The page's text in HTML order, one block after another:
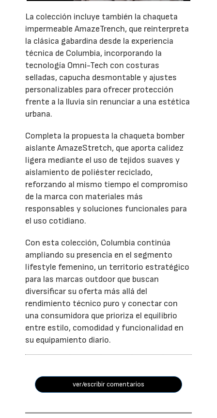
La colección incluye también la chaqueta
impermeable AmazeTrench, que reinterpreta
la clásica gabardina desde la experiencia
técnica de Columbia, incorporando la
tecnología Omni-Tech con costuras
selladas, capucha desmontable y ajustes
personalizables para ofrecer protección
frente a la lluvia sin renunciar a una estética
urbana.
Completa la propuesta la chaqueta bomber
aislante AmazeStretch, que aporta calidez
ligera mediante el uso de tejidos suaves y
aislamiento de poliéster reciclado,
reforzando al mismo tiempo el compromiso
de la marca con materiales más
responsables y soluciones funcionales para
el uso cotidiano.
Con esta colección, Columbia continúa
ampliando su presencia en el segmento
lifestyle femenino, un territorio estratégico
para las marcas outdoor que buscan
diversificar su oferta más allá del
rendimiento técnico puro y conectar con
una consumidora que prioriza el equilibrio
entre estilo, comodidad y funcionalidad en
su equipamiento diario.
ver/escribir comentarios